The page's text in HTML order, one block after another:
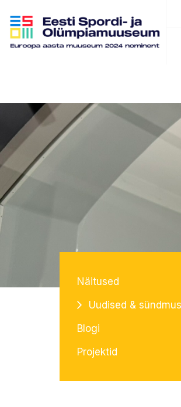
Näitused
Uudised &
Blogi
Projektid